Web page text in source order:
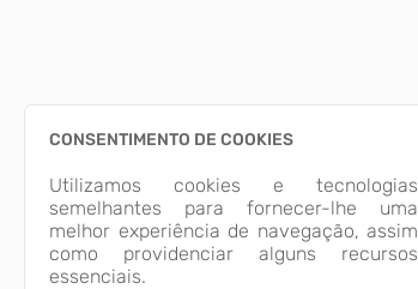
CONSENTIMENTO DE COOKIES
Utilizamos cookies e tecnologias
semelhantes para fornecer-lhe uma
melhor experiência de navegação, assim
como providenciar alguns recursos
essenciais.